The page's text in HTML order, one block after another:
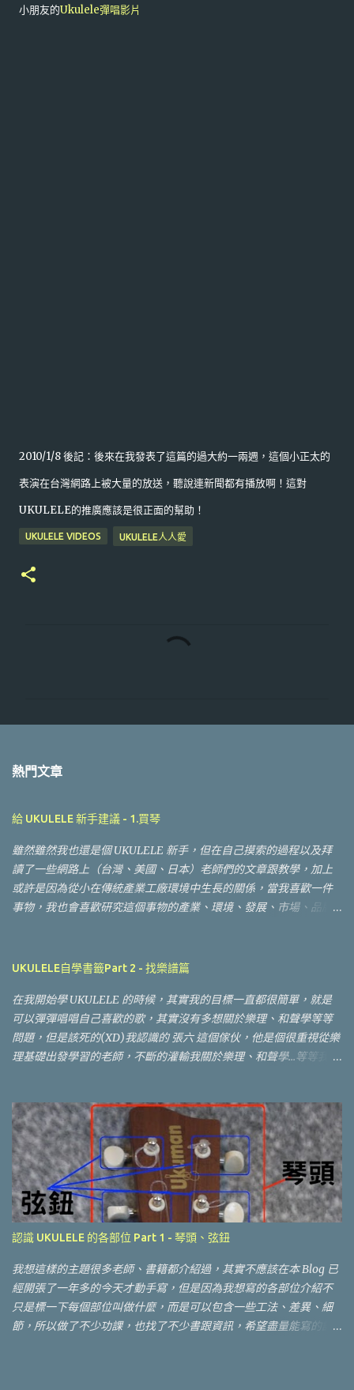
小朋友的Ukulele彈唱影片
2010/1/8 後記：後來在我發表了這篇的過大約一兩週，這個小正太的
表演在台灣網路上被大量的放送，聽說連新聞都有播放啊！這對
UKULELE的推廣應該是很正面的幫助！
UKULELE VIDEOS UKULELE人人愛
熱門文章
給 UKULELE 新手建議 - 1.買琴
雖然雖然我也還是個 UKULELE 新手，但在自己摸索的過程以及拜
讀了一些網路上（台灣、美國、日本）老師們的文章跟教學，加上
或許是因為從小在傳統產業工廠環境中生長的關係，當我喜歡一件
事物，我也會喜歡研究這個事物的產業、環境、發展、市場、品牌
些心得給想接觸 UKULELE 的朋友。 接觸 UKULELE 我們通常會遇
要去哪裡買？ 什麼樣的價格算是合理的？ 等等問題，稍微整理了一
下希望對新手朋友有幫助，如果有前輩有其他意見或是建議也請留
言交流一下，這些問題除了自己遇到的之外，很大部分是參考了
UKULELE Hunt 的網站：
UKULELE自學書籤Part 2 - 找樂譜篇
在我開始學 UKULELE 的時候，其實我的目標一直都很簡單，就是
可以彈彈唱唱自己喜歡的歌，其實沒有多想關於樂理、和聲學等等
問題，但是該死的(XD)我認識的 張六 這個傢伙，他是個很重視從樂
理基礎出發學習的老師，不斷的灌輸我關於樂理、和聲學...等等我覺
要不要整理這些找樂譜的網站是個兩難，因為以張六告誡我的應該
是不用找譜，靠自己耳朵去聽，然後抓出譜！ 當然，這是一個目
標，我也會慢慢去嘗試這樣做，但是在目前的狀態中，老實說這樣
的挑戰會讓我失去一開始學習 UKULELE "開心彈唱自己喜歡的歌
曲" 的初衷。所以我想，其實有很多人學UKULELE的目的並沒有那
麼遠大，那麼找樂譜還是有他的必要性，於是開始整理一下自己有
點爆滿的書籤，把我常用來找樂譜的方式提供給大家。
認識 UKULELE 的各部位 Part 1 - 琴頭、弦鈕
我想這樣的主題很多老師、書籍都介紹過，其實不應該在本 Blog 已
經開張了一年多的今天才動手寫，但是因為我想寫的各部位介紹不
只是標一下每個部位叫做什麼，而是可以包含一些工法、差異、細
節，所以做了不少功課，也找了不少書跟資訊，希望盡量能寫的詳